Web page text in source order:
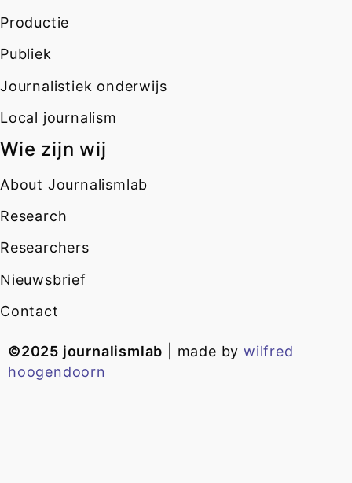
Productie
Publiek
Journalistiek onderwijs
Local journalism
Wie zijn wij
About Journalismlab
Research
Researchers
Nieuwsbrief
Contact
©2025 journalismlab | made bywilfred
hoogendoorn